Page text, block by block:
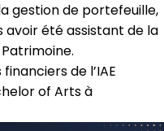
gestion de portefeuille,
été assistant de la
de l’IAE
of Arts à